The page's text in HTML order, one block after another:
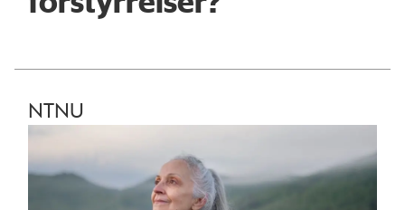
NTNU